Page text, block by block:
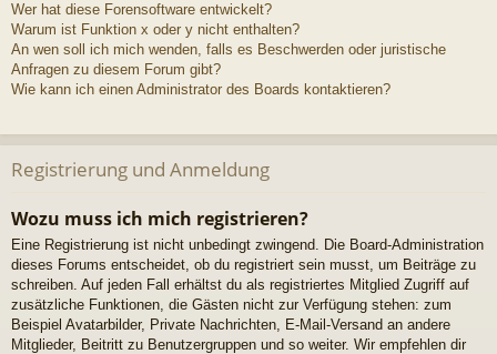
Wer hat diese Forensoftware entwickelt?
Warum ist Funktion x oder y nicht enthalten?
An wen soll ich mich wenden, falls es Beschwerden oder juristische
Anfragen zu diesem Forum gibt?
Wie kann ich einen Administrator des Boards kontaktieren?
Registrierung und Anmeldung
Wozu muss ich mich registrieren?
Eine Registrierung ist nicht unbedingt zwingend. Die Board-Administration
dieses Forums entscheidet, ob du registriert sein musst, um Beiträge zu
schreiben. Auf jeden Fall erhältst du als registriertes Mitglied Zugriff auf
zusätzliche Funktionen, die Gästen nicht zur Verfügung stehen: zum
Beispiel Avatarbilder, Private Nachrichten, E-Mail-Versand an andere
Mitglieder, Beitritt zu Benutzergruppen und so weiter. Wir empfehlen dir